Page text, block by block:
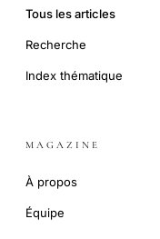
Tous les articles
Recherche
Index thématique
MAGAZINE
À propos
Équipe